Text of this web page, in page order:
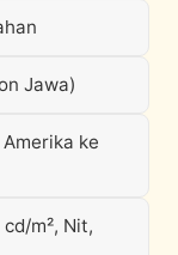
Jawa)
ke
m², Nit,